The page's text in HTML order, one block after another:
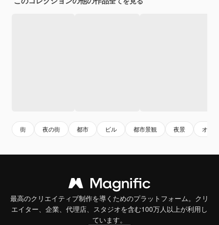
街 夜の街 都市 ビル 都市景観 夜景 オフ
最高のクリエイティブ制作を導くためのプラットフォーム。クリ
エイター、企業、代理店、スタジオを含む100万人以上が利用し
ています。